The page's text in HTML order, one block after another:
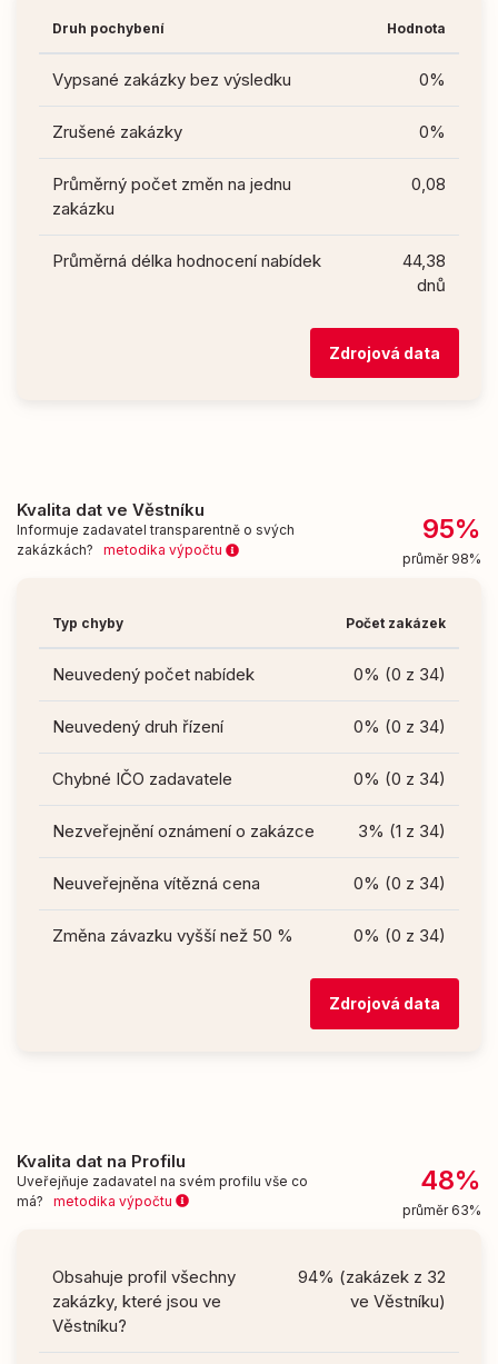
Druh pochybení Hodnota
Vypsané zakázky bez výsledku 0%
Zrušené zakázky 0%
Průměrný počet změn na jednu
zakázku
0,08
Průměrná délka hodnocení nabídek
44,38
dnů
Zdrojová data
Kvalita dat ve Věstníku
Informuje zadavatel transparentně o svých
zakázkách? metodika výpočtu
95%
průměr 98%
Typ chyby Počet zakázek
Neuvedený počet nabídek 0% (0 z 34)
Neuvedený druh řízení 0% (0 z 34)
Chybné IČO zadavatele 0% (0 z 34)
Nezveřejnění oznámení o zakázce 3% (1 z 34)
Neuveřejněna vítězná cena 0% (0 z 34)
Změna závazku vyšší než 50 % 0% (0 z 34)
Zdrojová data
Kvalita dat na Profilu
Uveřejňuje zadavatel na svém profilu vše co
má? metodika výpočtu
48%
průměr 63%
Obsahuje profil všechny
zakázky, které jsou ve
Věstníku?
94% (zakázek z 32
ve Věstníku)